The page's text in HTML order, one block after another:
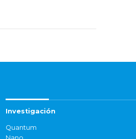
Investigación
Quantum